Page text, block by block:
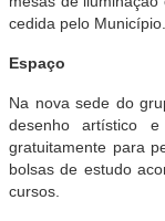
cedida pelo Município.
Espaço
Na nova sede do
desenho artístico
gratuitamente para
bolsas de estudo
cursos.